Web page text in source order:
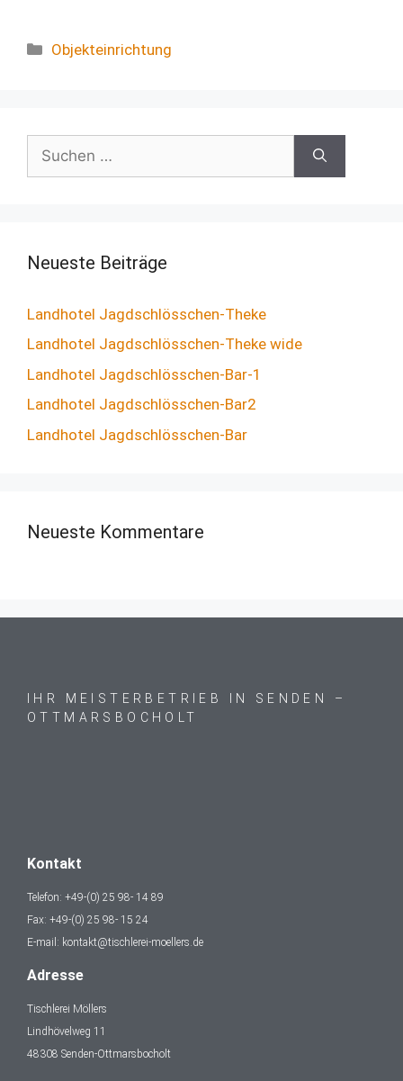
Objekteinrichtung
Neueste Beiträge
Landhotel Jagdschlösschen-Theke
Landhotel Jagdschlösschen-Theke wide
Landhotel Jagdschlösschen-Bar-1
Landhotel Jagdschlösschen-Bar2
Landhotel Jagdschlösschen-Bar
Neueste Kommentare
IHR MEISTERBETRIEB IN SENDEN –
OTTMARSBOCHOLT
Kontakt
Telefon: +49-(0) 25 98- 14 89
Fax: +49-(0) 25 98- 15 24
E-mail: kontakt@tischlerei-moellers.de
Adresse
Tischlerei Möllers
Lindhövelweg 11
48308 Senden-Ottmarsbocholt​